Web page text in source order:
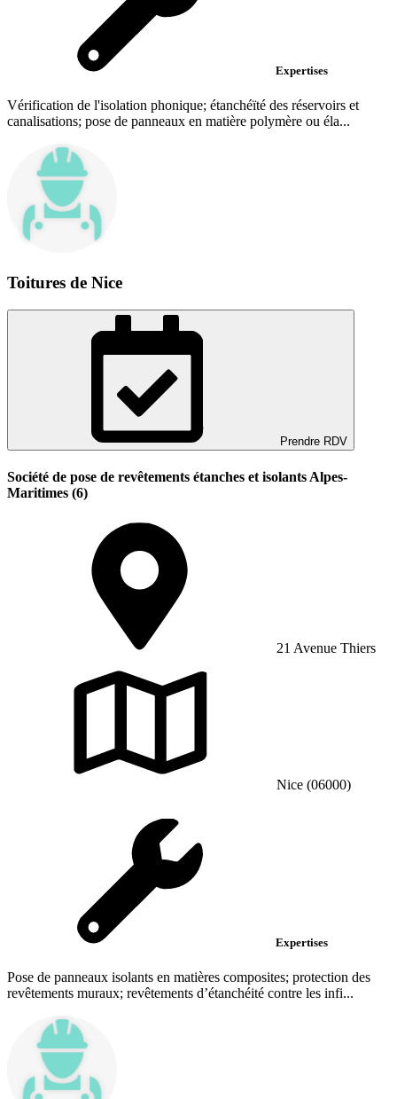
Expertises
Vérification de l'isolation phonique; étanchéïté des réservoirs et
canalisations; pose de panneaux en matière polymère ou éla...
Toitures de Nice
Prendre RDV
Société de pose de revêtements étanches et isolants Alpes-
Maritimes (6)
21 Avenue Thiers
Nice (06000)
Expertises
Pose de panneaux isolants en matières composites; protection des
revêtements muraux; revêtements d’étanchéité contre les infi...